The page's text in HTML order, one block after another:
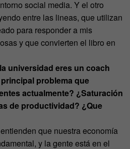
social media. Y el otro
entre las lineas, que utilizan
para responder a mis
y que convierten el libro en
universidad eres un coach
problema que
actualmente? ¿Saturación
de productividad? ¿Que
que nuestra economía
y la gente está en el